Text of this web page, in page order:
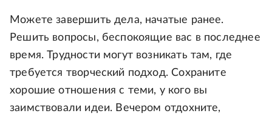
Можете завершить дела, начатые ранее.
Решить вопросы, беспокоящие вас в последнее
время. Трудности могут возникать там, где
требуется творческий подход. Сохраните
хорошие отношения с теми, у кого вы
заимствовали идеи. Вечером отдохните,